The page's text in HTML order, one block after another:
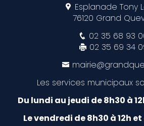
Esplanade Tony
76120 Grand
02 35 68 93
02 35 69 34
Les services municipaux
Du lundi au jeudi de 8h30 à
Le vendredi de 8h30 à 12h et